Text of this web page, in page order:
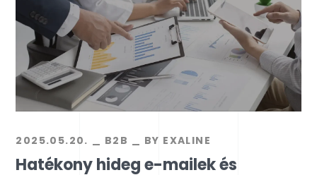
2025.05.20. B2B BY EXALINE
Hatékony hideg e-mailek és